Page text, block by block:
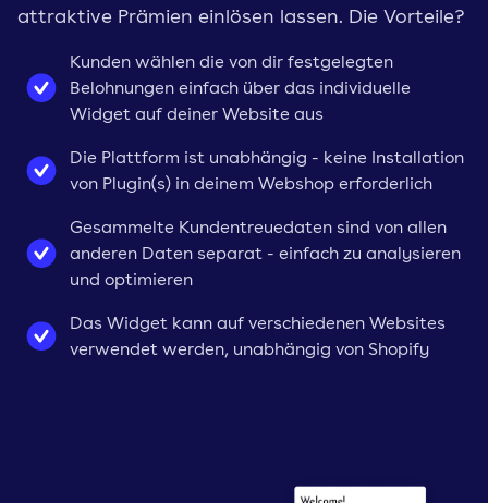
attraktive Prämien einlösen lassen. Die Vorteile?
Kunden wählen die von dir festgelegten
Belohnungen einfach über das individuelle
Widget auf deiner Website aus
Die Plattform ist unabhängig - keine Installation
von Plugin(s) in deinem Webshop erforderlich
Gesammelte Kundentreuedaten sind von allen
anderen Daten separat - einfach zu analysieren
und optimieren
Das Widget kann auf verschiedenen Websites
verwendet werden, unabhängig von Shopify